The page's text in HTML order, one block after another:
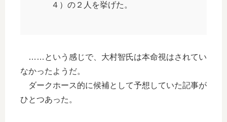
４）の２人を挙げた。
……という感じで、大村智氏は本命視はされてい
なかったようだ。
ダークホース的に候補として予想していた記事が
ひとつあった。